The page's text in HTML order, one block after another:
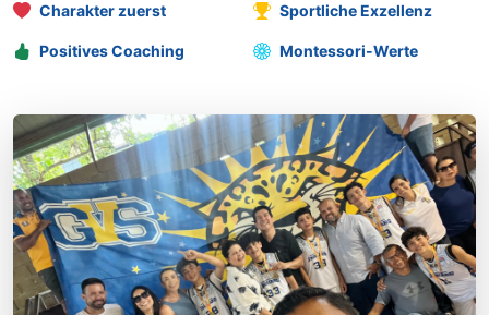
Charakter zuerst Sportliche Exzellenz
Positives Coaching Montessori-Werte